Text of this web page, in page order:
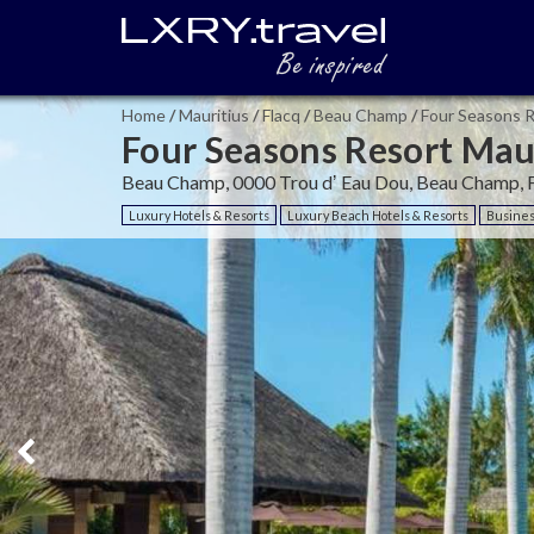
Home/Mauritius/Flacq /Beau Champ /Four Seasons
Four Seasons Resort
Beau Champ, 0000 Trou dʼ Eau Dou, Beau
Luxury Hotels & Resorts Luxury Beach Hotels & Resorts